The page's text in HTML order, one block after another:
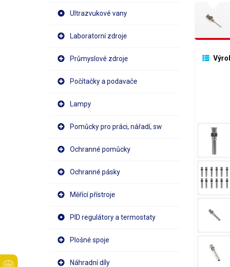
Ultrazvukové vany
Laboratorní zdroje
Průmyslové zdroje
Počítačky a podavače
Lampy
Pomůcky pro práci, nářadí, sw
Ochranné pomůcky
Ochranné pásky
Měřící přístroje
PID regulátory a termostaty
Plošné spoje
Náhradní díly